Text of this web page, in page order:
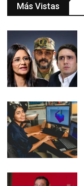
Más Vistas